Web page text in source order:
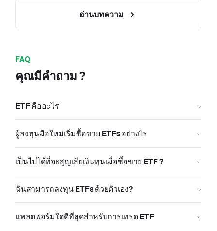
อ่านบทความ
FAQ
คุณมีคำถาม ?
ETF คืออะไร
ผู้ลงทุนมือใหม่เริ่มซื้อขาย ETFs อย่างไร
เป็นไปได้ที่จะสูญเสียเงินทุนเมื่อซื้อขาย ETF ?
ฉันสามารถลงทุน ETFs ด้วยตัวเอง?
แพลตฟอร์มใดดีที่สุดสำหรับการเทรด ETF